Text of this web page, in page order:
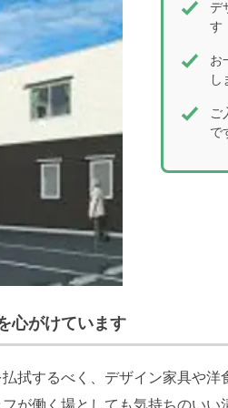
デ
す
お
し
ご
で
心がけています
拭するべく、デザイン家具や